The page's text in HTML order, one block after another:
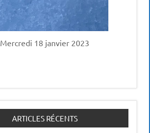
Mercredi 18 janvier 2023
ARTICLES RÉCENTS